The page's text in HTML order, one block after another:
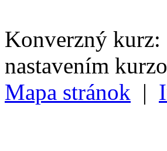
Konverzný kurz:
nastavením
Mapa stránok |